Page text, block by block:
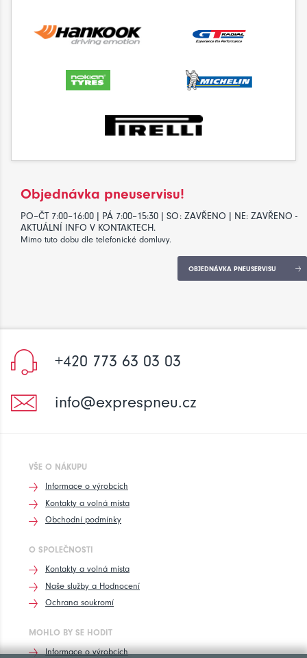
Objednávka pneuservisu!
PO–ČT 7:00–16:00 | PÁ 7:00–15:30 | SO: ZAVŘENO | NE: ZAVŘENO -
AKTUÁLNÍ INFO V KONTAKTECH.
Mimo tuto dobu dle telefonické domluvy.
OBJEDNÁVKA PNEUSERVISU
+420 773 63 03 03
info@exprespneu.cz
VŠE O NÁKUPU
Informace o výrobcích
Kontakty a volná místa
Obchodní podmínky
O SPOLEČNOSTI
Kontakty a volná místa
Naše služby a Hodnocení
Ochrana soukromí
MOHLO BY SE HODIT
Informace o výrobcích